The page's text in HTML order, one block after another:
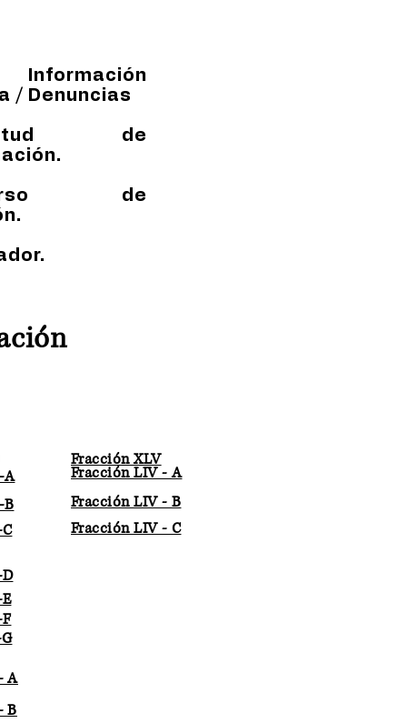
/ Denuncias
de
de
A
B
Fracción XLV
Fracción LIV - A
Fracción LIV - B
Fracción LIV - C
A
B